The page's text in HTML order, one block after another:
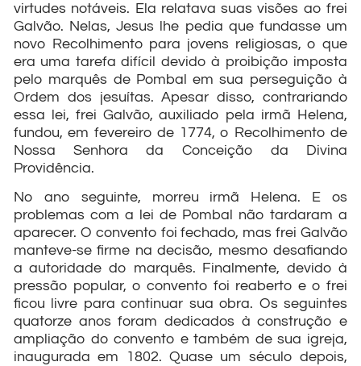
virtudes notáveis. Ela relatava suas visões ao frei
Galvão. Nelas, Jesus lhe pedia que fundasse um
novo Recolhimento para jovens religiosas, o que
era uma tarefa difícil devido à proibição imposta
pelo marquês de Pombal em sua perseguição à
Ordem dos jesuítas. Apesar disso, contrariando
essa lei, frei Galvão, auxiliado pela irmã Helena,
fundou, em fevereiro de 1774, o Recolhimento de
Nossa Senhora da Conceição da Divina
Providência.
No ano seguinte, morreu irmã Helena. E os
problemas com a lei de Pombal não tardaram a
aparecer. O convento foi fechado, mas frei Galvão
manteve-se firme na decisão, mesmo desafiando
a autoridade do marquês. Finalmente, devido à
pressão popular, o convento foi reaberto e o frei
ficou livre para continuar sua obra. Os seguintes
quatorze anos foram dedicados à construção e
ampliação do convento e também de sua igreja,
inaugurada em 1802. Quase um século depois,